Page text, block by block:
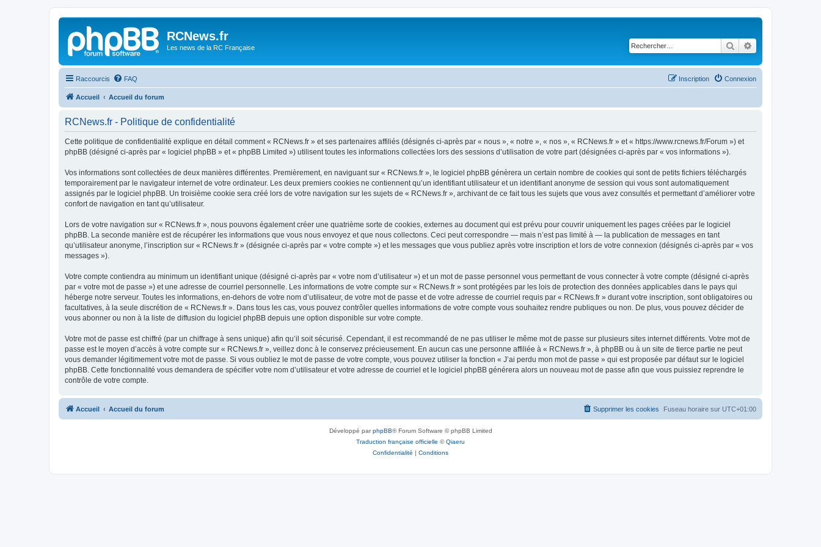
RCNews.fr
Les news de la RC Française Rechercher
Raccourcis FAQ Connexion
Inscription
Accueil Accueil du forum
RCNews.fr - Politique de confidentialité
Cette politique de confidentialité explique en détail comment « RCNews.fr » et ses partenaires affiliés (désignés ci-après par « nous », « notre », « nos », « RCNews.fr » et « https://www.rcnews.fr/Forum ») et
phpBB (désigné ci-après par « logiciel phpBB » et « phpBB Limited ») utilisent toutes les informations collectées lors des sessions d’utilisation de votre part (désignées ci-après par « vos informations »).
Vos informations sont collectées de deux manières différentes. Premièrement, en naviguant sur « RCNews.fr », le logiciel phpBB génèrera un certain nombre de cookies qui sont de petits fichiers téléchargés
temporairement par le navigateur internet de votre ordinateur. Les deux premiers cookies ne contiennent qu’un identifiant utilisateur et un identifiant anonyme de session qui vous sont automatiquement
assignés par le logiciel phpBB. Un troisième cookie sera créé lors de votre navigation sur les sujets de « RCNews.fr », archivant de ce fait tous les sujets que vous avez consultés et permettant d’améliorer votre
confort de navigation en tant qu’utilisateur.
Lors de votre navigation sur « RCNews.fr », nous pouvons également créer une quatrième sorte de cookies, externes au document qui est prévu pour couvrir uniquement les pages créées par le logiciel
phpBB. La seconde manière est de récupérer les informations que vous nous envoyez et que nous collectons. Ceci peut correspondre — mais n’est pas limité à — la publication de messages en tant
qu’utilisateur anonyme, l’inscription sur « RCNews.fr » (désignée ci-après par « votre compte ») et les messages que vous publiez après votre inscription et lors de votre connexion (désignés ci-après par « vos
messages »).
Votre compte contiendra au minimum un identifiant unique (désigné ci-après par « votre nom d’utilisateur ») et un mot de passe personnel vous permettant de vous connecter à votre compte (désigné ci-après
par « votre mot de passe ») et une adresse de courriel personnelle. Les informations de votre compte sur « RCNews.fr » sont protégées par les lois de protection des données applicables dans le pays qui
héberge notre serveur. Toutes les informations, en-dehors de votre nom d’utilisateur, de votre mot de passe et de votre adresse de courriel requis par « RCNews.fr » durant votre inscription, sont obligatoires ou
facultatives, à la seule discrétion de « RCNews.fr ». Dans tous les cas, vous pouvez contrôler quelles informations de votre compte vous souhaitez rendre publiques ou non. De plus, vous pouvez décider de
vous abonner ou non à la liste de diffusion du logiciel phpBB depuis une option disponible sur votre compte.
Votre mot de passe est chiffré (par un chiffrage à sens unique) afin qu’il soit sécurisé. Cependant, il est recommandé de ne pas utiliser le même mot de passe sur plusieurs sites internet différents. Votre mot de
passe est le moyen d’accès à votre compte sur « RCNews.fr », veillez donc à le conservez précieusement. En aucun cas une personne affiliée à « RCNews.fr », à phpBB ou à un site de tierce partie ne peut
vous demander légitimement votre mot de passe. Si vous oubliez le mot de passe de votre compte, vous pouvez utiliser la fonction « J’ai perdu mon mot de passe » qui est proposée par défaut sur le logiciel
phpBB. Cette fonctionnalité vous demandera de spécifier votre nom d’utilisateur et votre adresse de courriel et le logiciel phpBB générera alors un nouveau mot de passe afin que vous puissiez reprendre le
contrôle de votre compte.
Accueil Accueil du forum Fuseau horaire sur UTC+01:00
Supprimer les cookies
Développé parphpBB® Forum Software © phpBB Limited
Traduction française officielle ©Qiaeru
Confidentialité | Conditions